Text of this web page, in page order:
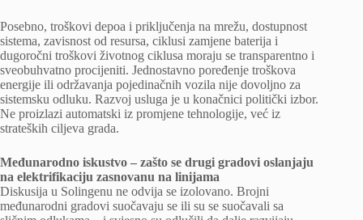
Posebno, troškovi depoa i priključenja na mrežu, dostupnost
sistema, zavisnost od resursa, ciklusi zamjene baterija i
dugoročni troškovi životnog ciklusa moraju se transparentno i
sveobuhvatno procijeniti. Jednostavno poređenje troškova
energije ili održavanja pojedinačnih vozila nije dovoljno za
sistemsku odluku. Razvoj usluga je u konačnici politički izbor.
Ne proizlazi automatski iz promjene tehnologije, već iz
strateških ciljeva grada.
Međunarodno iskustvo – zašto se drugi gradovi oslanjaju
na elektrifikaciju zasnovanu na linijama
Diskusija u Solingenu ne odvija se izolovano. Brojni
međunarodni gradovi suočavaju se ili su se suočavali sa